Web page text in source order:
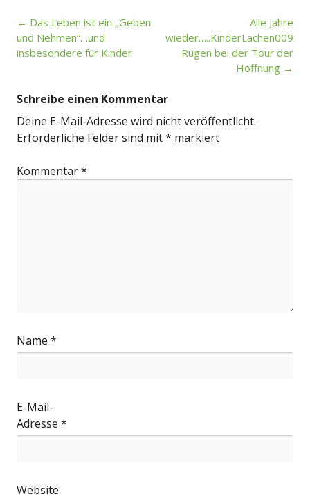
Post
navigation
← Das Leben ist ein „Geben
und Nehmen“…und
insbesondere für Kinder
Alle Jahre
wieder…..KinderLachen009
Rügen bei der Tour der
Hoffnung →
Schreibe einen Kommentar
Deine E-Mail-Adresse wird nicht veröffentlicht.
Erforderliche Felder sind mit* markiert
Kommentar*
Name *
E-Mail-
Adresse *
Website